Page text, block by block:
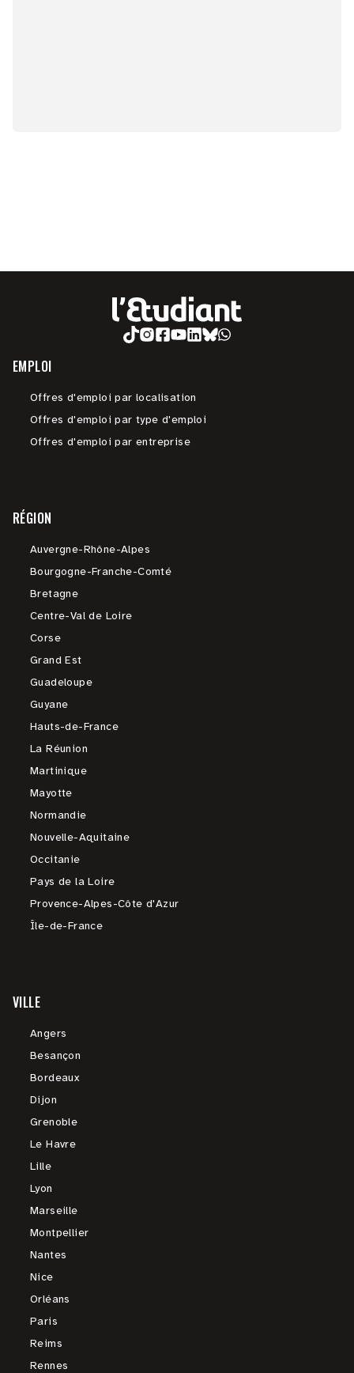
EMPLOI
Offres d'emploi par localisation
Offres d'emploi par type d'emploi
Offres d'emploi par entreprise
RÉGION
Auvergne-Rhône-Alpes
Bourgogne-Franche-Comté
Bretagne
Centre-Val de Loire
Corse
Grand Est
Guadeloupe
Guyane
Hauts-de-France
La Réunion
Martinique
Mayotte
Normandie
Nouvelle-Aquitaine
Occitanie
Pays de la Loire
Provence-Alpes-Côte d'Azur
Île-de-France
VILLE
Angers
Besançon
Bordeaux
Dijon
Grenoble
Le Havre
Lille
Lyon
Marseille
Montpellier
Nantes
Nice
Orléans
Paris
Reims
Rennes